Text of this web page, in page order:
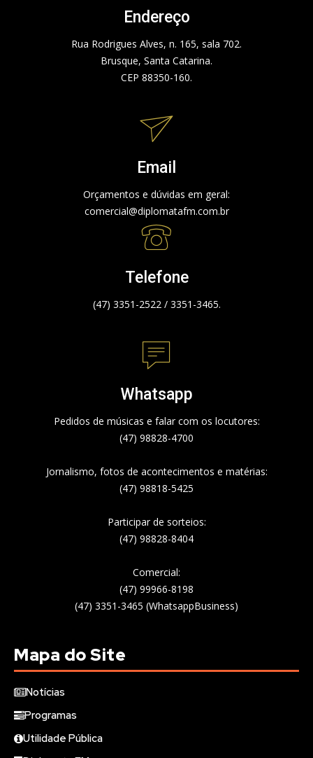
Endereço
Rua Rodrigues Alves, n. 165, sala 702.
Brusque, Santa Catarina.
CEP 88350-160.
Email
Orçamentos e dúvidas em geral:
comercial@diplomatafm.com.br
Telefone
(47) 3351-2522 / 3351-3465.
Whatsapp
Pedidos de músicas e falar com os locutores:
(47) 98828-4700
Jornalismo, fotos de acontecimentos e matérias:
(47) 98818-5425
Participar de sorteios:
(47) 98828-8404
Comercial:
(47) 99966-8198
(47) 3351-3465 (WhatsappBusiness)
Mapa do Site
Notícias
Programas
Utilidade Pública